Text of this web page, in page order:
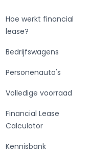
Hoe werkt financial
lease?
Bedrijfswagens
Personenauto's
Volledige voorraad
Financial Lease
Calculator
Kennisbank